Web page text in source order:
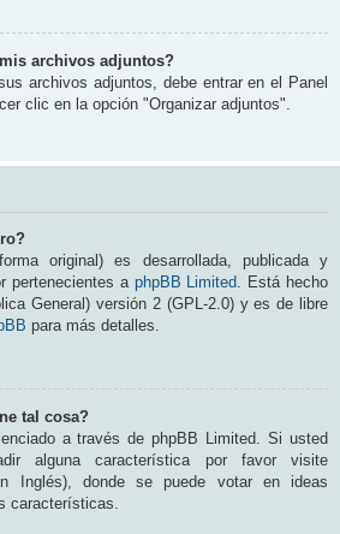
archivos adjuntos?
archivos adjuntos, debe entrar en el Panel
clic en la opción "Organizar adjuntos".
original) es desarrollada, publicada y
pertenecientes a phpBB Limited. Está hecho
General) versión 2 (GPL-2.0) y es de libre
para más detalles.
tal cosa?
a través de phpBB Limited. Si usted
alguna característica por favor visite
Inglés), donde se puede votar en ideas
características.